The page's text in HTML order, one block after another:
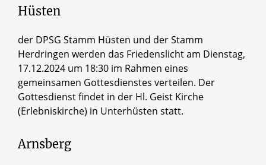
Hüsten
der DPSG Stamm Hüsten und der Stamm
Herdringen werden das Friedenslicht am Dienstag,
17.12.2024 um 18:30 im Rahmen eines
gemeinsamen Gottesdienstes verteilen. Der
Gottesdienst findet in der Hl. Geist Kirche
(Erlebniskirche) in Unterhüsten statt.
Arnsberg